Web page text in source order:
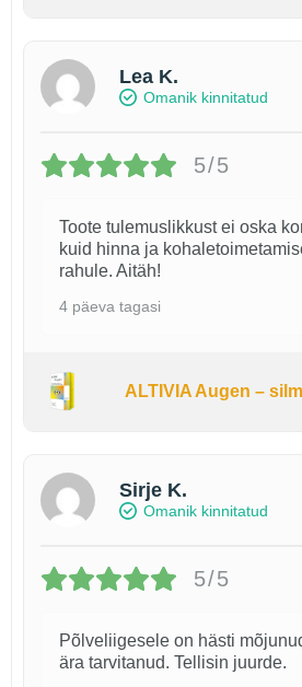
Lea K.
Omanik kinnitatud
5/5
Toote tulemuslikkust ei oska
kuid hinna ja
rahule. Aitäh!
4 päeva tagasi
ALTIVIA Augen –
Sirje K.
Omanik kinnitatud
5/5
Põlveliigesele on hästi
ära tarvitanud. Tellisin juurde.